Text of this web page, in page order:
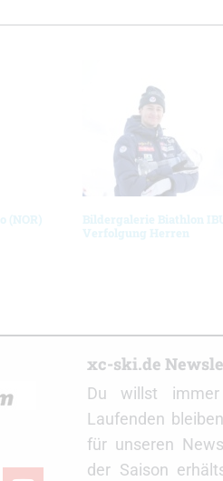
(NOR)
Bildergalerie Biathlon
Verfolgung Herren
xc-ski.de
Du willst
Laufenden
für unseren
der Saison